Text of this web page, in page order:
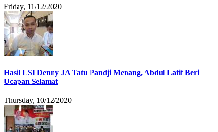
Friday, 11/12/2020
Hasil LSI Denny JA Tatu Pandji Menang, Abdul Latif Beri
Ucapan Selamat
Thursday, 10/12/2020